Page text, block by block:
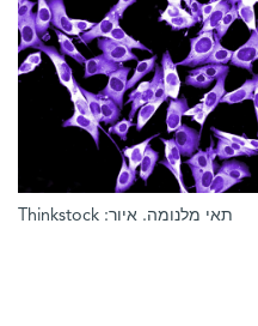
תאי מלנומה. איור: Thinkstock